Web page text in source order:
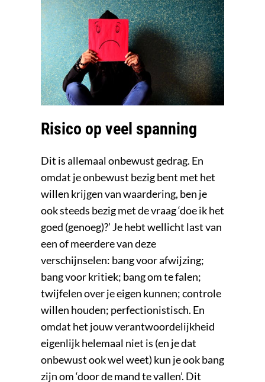
Risico op veel spanning
Dit is allemaal onbewust gedrag. En
omdat je onbewust bezig bent met het
willen krijgen van waardering, ben je
ook steeds bezig met de vraag ‘doe ik het
goed (genoeg)?’ Je hebt wellicht last van
een of meerdere van deze
verschijnselen: bang voor afwijzing;
bang voor kritiek; bang om te falen;
twijfelen over je eigen kunnen; controle
willen houden; perfectionistisch. En
omdat het jouw verantwoordelijkheid
eigenlijk helemaal niet is (en je dat
onbewust ook wel weet) kun je ook bang
zijn om ‘door de mand te vallen’. Dit